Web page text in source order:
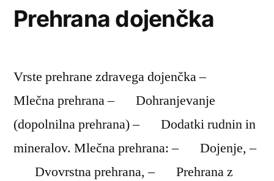
pravilno
Prehrana dojenčka
Vrste prehrane zdravega dojenčka –
Mlečna prehrana – Dohranjevanje
(dopolnilna prehrana) – Dodatki rudnin in
mineralov. Mlečna prehrana: – Dojenje, –
Dvovrstna prehrana, – Prehrana z